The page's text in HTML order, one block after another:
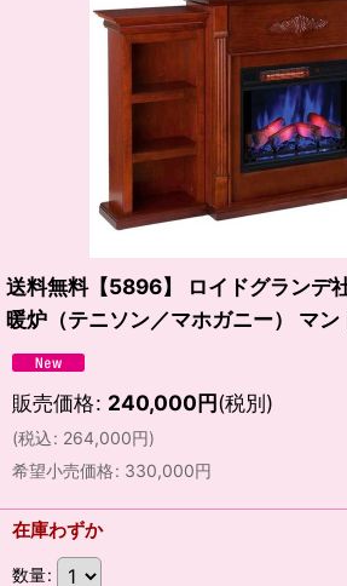
送料無料【5896】 ロイドグランデ
暖炉（テニソン／マホガニー） マン
販売価格: 240,000円(税別)
(税込: 264,000円)
希望小売価格: 330,000円
在庫わずか
数量: